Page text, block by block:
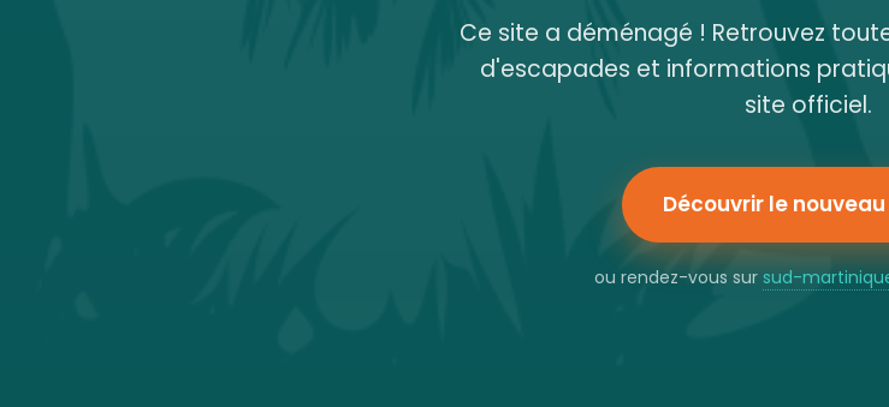
Ce site a déménagé ! Retrouvez
d'escapades et informations
site officiel.
Découvrir le
ou rendez-vous sur sud-